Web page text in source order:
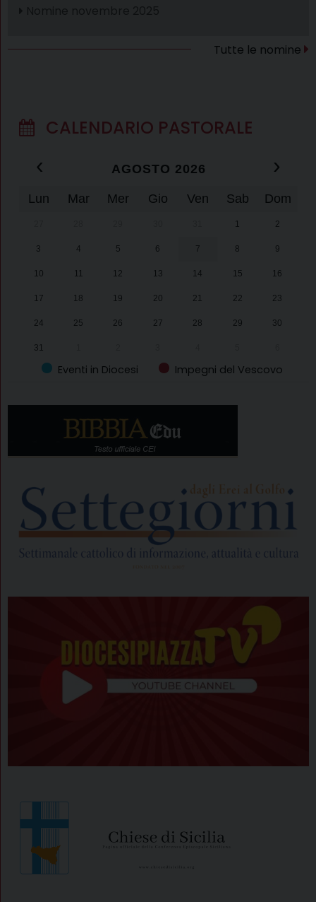
Tutte le nomine
CALENDARIO PASTORALE
‹ AGOSTO 2026 ›
Lun Mar Mer Gio Ven Sab Dom
1 2
3 4 5 6 7 8 9
10 11 12 13 14 15 16
17 18 19 20 21 22 23
24 25 26 27 28 29 30
31
Eventi in Diocesi Impegni del Vescovo